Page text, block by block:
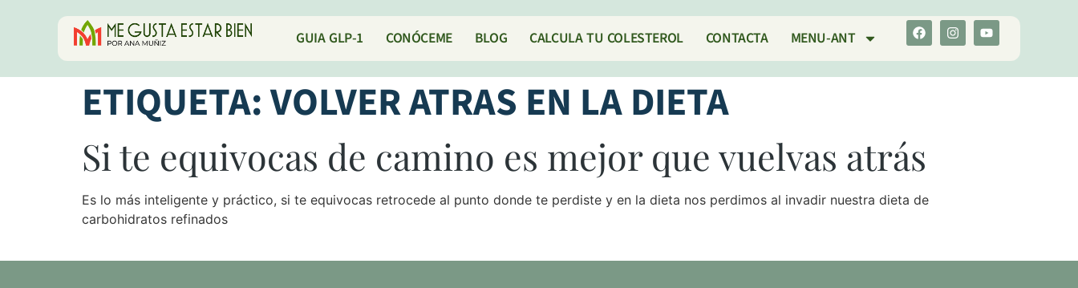
GUIA GLP-1 CONÓCEME BLOG CALCULA TU COLESTEROL CONTACTA MENU-ANT
ETIQUETA:VOLVER ATRAS EN LA DIETA
Si te equivocas de camino es mejor que vuelvas atrás
Es lo más inteligente y práctico, si te equivocas retrocede al punto donde te perdiste y en la dieta nos perdimos al invadir nuestra dieta de
carbohidratos refinados